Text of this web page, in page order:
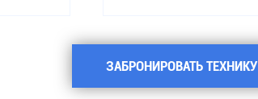
ЗАБРОНИРОВАТЬ ТЕХНИКУ